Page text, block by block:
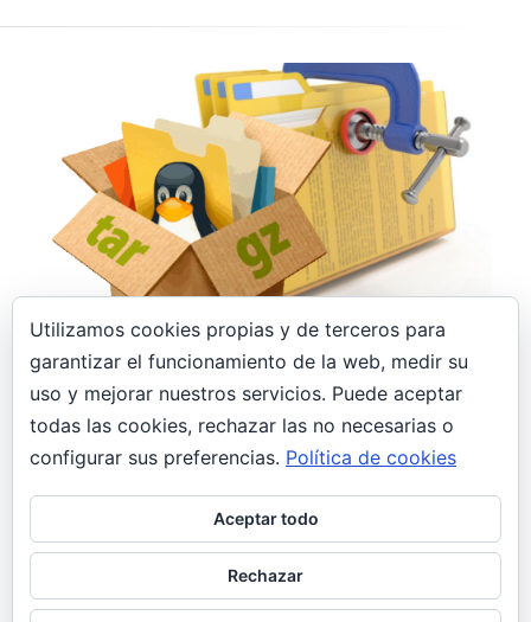
8 febrero, 2020
Archivar, desarchivar, comprimir y
descomprimir .tar.gz, .tar, .gz y .zip en Linux
General
Todo informático que se precie tiene en su blog
el típico post como «nota» o «recordatorio» con
comandos para comprimir/descomprimir.
¡Pues justo has caído en el mío!
Utilizamos cookies propias y de terceros para
garantizar el funcionamiento de la web, medir su
uso y mejorar nuestros servicios. Puede aceptar
todas las cookies, rechazar las no necesarias o
configurar sus preferencias. Política de cookies
Aceptar todo
Rechazar